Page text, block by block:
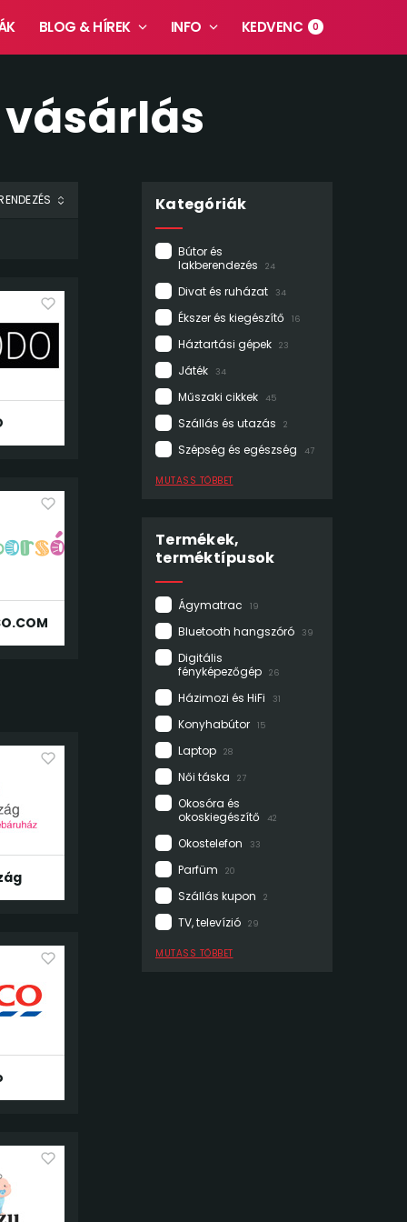
BLOG & HÍREK INFO KEDVENC 0
Kategóriák
Bútor és
lakberendezés
24
Divat és ruházat 34
Ékszer és kiegészítő 16
Háztartási gépek 23
Játék 34
Műszaki cikkek 45
Szállás és utazás 2
Szépség és egészség 47
MUTASS TÖBBET
Termékek,
terméktípusok
Ágymatrac 19
Bluetooth hangszóró 39
Digitális
fényképezőgép
26
Házimozi és HiFi 31
Konyhabútor 15
Laptop 28
Női táska 27
Okosóra és
okoskiegészítő
42
Okostelefon 33
Parfüm 20
Szállás kupon 2
TV, televízió 29
MUTASS TÖBBET